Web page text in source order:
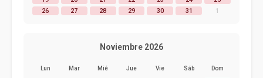
26
27 28 29 30 31 1
Noviembre 2026
Lun Mar Mié Jue Vie Sáb Dom